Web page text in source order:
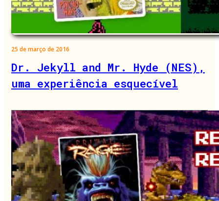
25 de março de 2016
Dr. Jekyll and Mr. Hyde (NES),
uma experiência esquecível